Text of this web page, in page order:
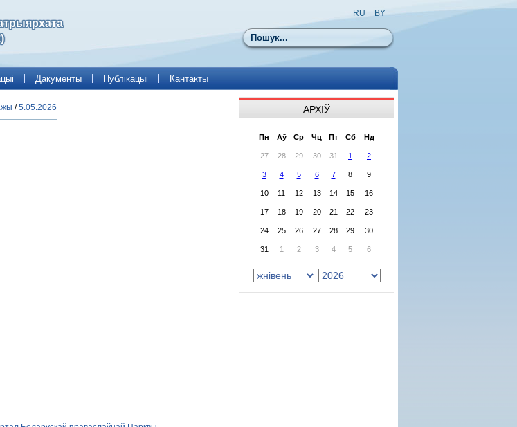
Пошук
RU BY
Дакументы Публікацыі Кантакты
/5.05.2026 АРХІЎ
Пн Аў Ср Чц Пт Сб Нд
27 28 29 30 31 1 2
3 4 5 6 7 8 9
10 11 12 13 14 15 16
17 18 19 20 21 22 23
24 25 26 27 28 29 30
31 1 2 3 4 5 6